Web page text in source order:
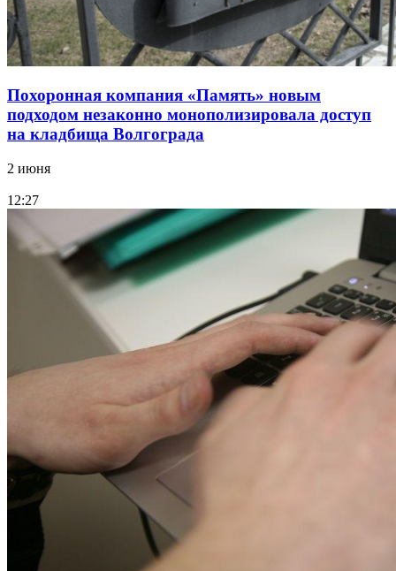
Похоронная компания «Память» новым
подходом незаконно монополизировала доступ
на кладбища Волгограда
2 июня
12:27